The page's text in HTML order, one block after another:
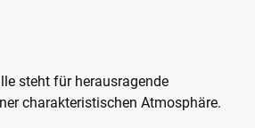
steht für herausragende
charakteristischen Atmosphäre.